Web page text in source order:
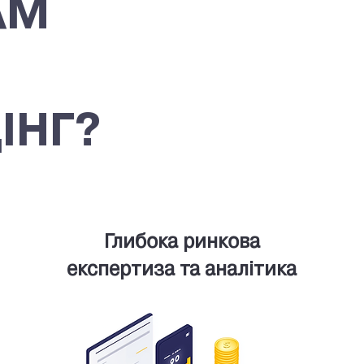
Глибока ринкова
експертиза та аналітика